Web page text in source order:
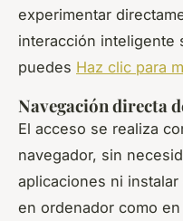
experimentar
interacción inteligente
puedes Haz clic para
Navegación directa
El acceso se realiza
navegador, sin
aplicaciones ni
en ordenador como